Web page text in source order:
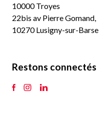
10000 Troyes
22bis av Pierre Gomand,
10270 Lusigny-sur-Barse
Restons connectés